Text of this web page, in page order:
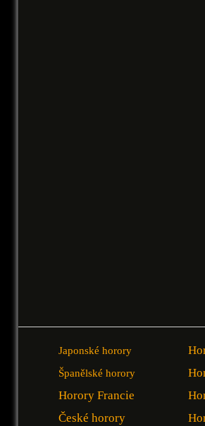
Japonské horory
Španělské horory
Horory Francie
České horory